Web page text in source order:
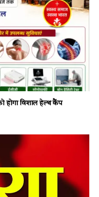
होगा विशाल हेल्थ कैंप